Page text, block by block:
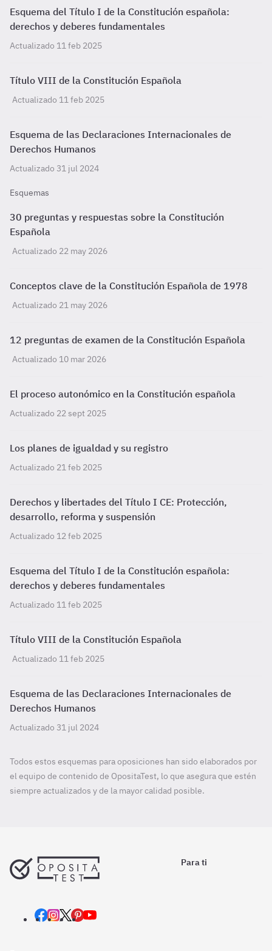
Esquema del Título I de la Constitución española:
derechos y deberes fundamentales
Actualizado 11 feb 2025
Título VIII de la Constitución Española
Actualizado 11 feb 2025
Esquema de las Declaraciones Internacionales de
Derechos Humanos
Actualizado 31 jul 2024
Esquemas
30 preguntas y respuestas sobre la Constitución
Española
Actualizado 22 may 2026
Conceptos clave de la Constitución Española de 1978
Actualizado 21 may 2026
12 preguntas de examen de la Constitución Española
Actualizado 10 mar 2026
El proceso autonómico en la Constitución española
Actualizado 22 sept 2025
Los planes de igualdad y su registro
Actualizado 21 feb 2025
Derechos y libertades del Título I CE: Protección,
desarrollo, reforma y suspensión
Actualizado 12 feb 2025
Esquema del Título I de la Constitución española:
derechos y deberes fundamentales
Actualizado 11 feb 2025
Título VIII de la Constitución Española
Actualizado 11 feb 2025
Esquema de las Declaraciones Internacionales de
Derechos Humanos
Actualizado 31 jul 2024
Todos estos esquemas para oposiciones han sido elaborados por
el equipo de contenido de OpositaTest, lo que asegura que estén
siempre actualizados y de la mayor calidad posible.
Para ti